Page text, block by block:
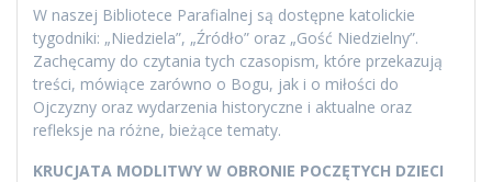
W naszej Bibliotece Parafialnej są dostępne katolickie
tygodniki: „Niedziela”, „Źródło” oraz „Gość Niedzielny”.
Zachęcamy do czytania tych czasopism, które przekazują
treści, mówiące zarówno o Bogu, jak i o miłości do
Ojczyzny oraz wydarzenia historyczne i aktualne oraz
refleksje na różne, bieżące tematy.
KRUCJATA MODLITWY W OBRONIE POCZĘTYCH DZIECI